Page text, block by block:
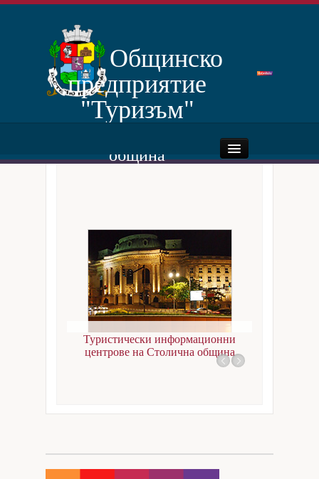
Общинско
предприятие
"Туризъм"
община
Дейности
Нормативни документи
Документи за категоризиране
Документи за регистрация
Събития
Отчети
Услуги
София
Туристически информационни
центрове на Столична община